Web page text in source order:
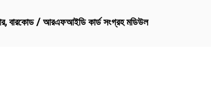
,বারকোড / আরএফআইডি কার্ড সংগ্রহ মডিউল